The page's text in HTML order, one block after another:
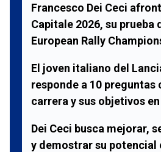
Francesco Dei Ceci
Capitale 2026, su prueba
European Rally
El joven italiano del
responde a 10 preguntas
carrera y sus objetivos en
Dei Ceci busca mejorar,
y demostrar su potencial